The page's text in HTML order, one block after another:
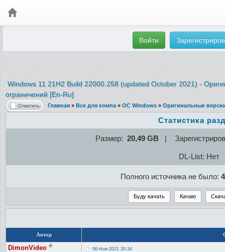
Войти
Windows 11 21H2 Build 22000.258 (updated October 2021) -
ограничений [En-Ru]
Главная » Все для компа » ОС Windows » Оригинальные
Статистика
Размер: 20,49 GB |
DL-List: Нет
Полного источника не было:
Автор
DimonVideo ®
06-Ноя-2021 20:34